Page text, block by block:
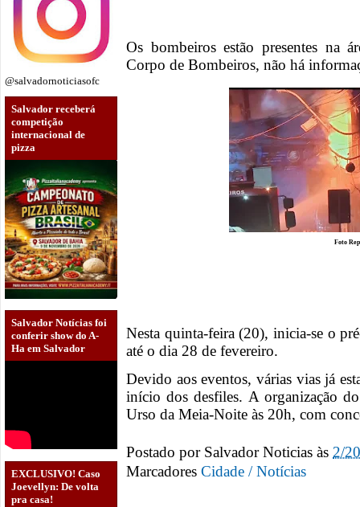
@salvadornoticiasofc
Salvador receberá
competição
internacional de
pizza
Salvador Notícias foi
conferir show do A-
Ha em Salvador
EXCLUSIVO! Caso
Joevellyn: De volta
pra casa!
Os bombeiros estão presentes na
Corpo de Bombeiros, não há
Foto
Nesta quinta-feira (20), inicia-se o
até o dia 28 de fevereiro.
Devido aos eventos, várias vias já
início dos desfiles. A organização
Urso da Meia-Noite às 20h, com
Postado por Salvador Noticias às 2/
Marcadores Cidade / Notícias